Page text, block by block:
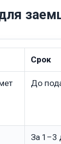
Срок
До
За 1–3